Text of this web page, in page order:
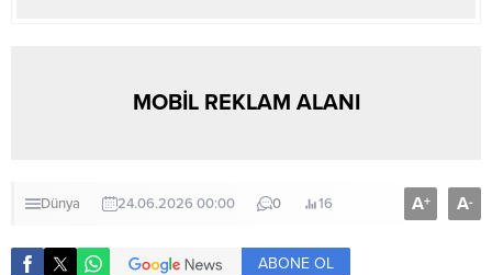
MOBİL REKLAM ALANI
Dünya 24.06.2026 00:00 0 16 A+ A-
ABONE OL